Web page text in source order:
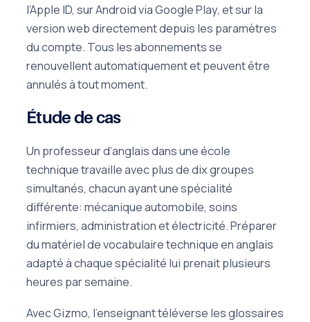
l’Apple ID, sur Android via Google Play, et sur la
version web directement depuis les paramètres
du compte. Tous les abonnements se
renouvellent automatiquement et peuvent être
annulés à tout moment.
Étude de cas
Un professeur d’anglais dans une école
technique travaille avec plus de dix groupes
simultanés, chacun ayant une spécialité
différente: mécanique automobile, soins
infirmiers, administration et électricité. Préparer
du matériel de vocabulaire technique en anglais
adapté à chaque spécialité lui prenait plusieurs
heures par semaine.
Avec Gizmo, l’enseignant téléverse les glossaires